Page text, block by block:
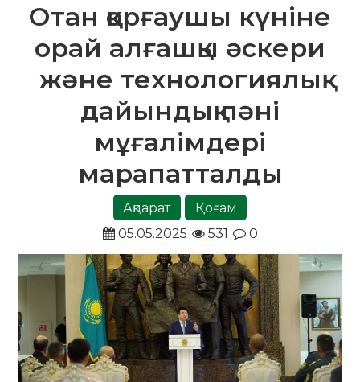
Отан қорғаушы күніне
орай алғашқы әскери
және технологиялық
дайындық пәні
мұғалімдері
марапатталды
Ақпарат
Қоғам
05.05.2025
531 0